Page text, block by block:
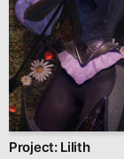
Project: Lilith